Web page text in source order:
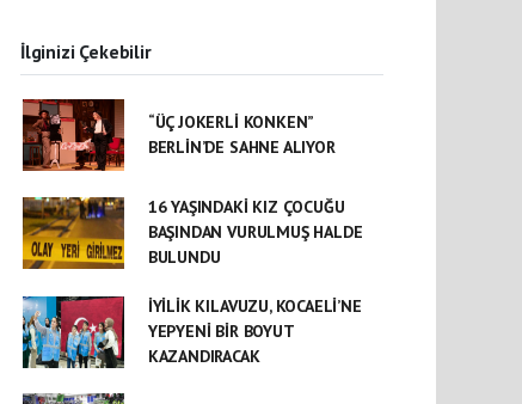
İlginizi Çekebilir
“ÜÇ JOKERLİ KONKEN”
BERLİN’DE SAHNE ALIYOR
16 YAŞINDAKİ KIZ ÇOCUĞU
BAŞINDAN VURULMUŞ HALDE
BULUNDU
İYİLİK KILAVUZU, KOCAELİ’NE
YEPYENİ BİR BOYUT
KAZANDIRACAK